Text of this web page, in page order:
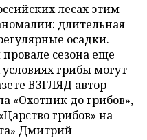
лесах этим
длительная
осадки.
сезона еще
грибы могут
ВЗГЛЯД автор
«Охотник до грибов»,
грибов» на
Дмитрий